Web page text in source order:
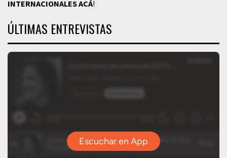
INTERNACIONALESACÁ!
ÚLTIMAS ENTREVISTAS